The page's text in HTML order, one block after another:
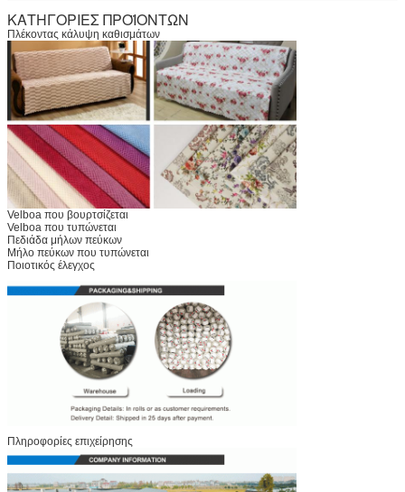
ΚΑΤΗΓΟΡΙΕΣ ΠΡΟΪΟΝΤΩΝ
Πλέκοντας κάλυψη καθισμάτων
Velboa που βουρτσίζεται
Velboa που τυπώνεται
Πεδιάδα μήλων πεύκων
Μήλο πεύκων που τυπώνεται
Ποιοτικός έλεγχος
Πληροφορίες επιχείρησης